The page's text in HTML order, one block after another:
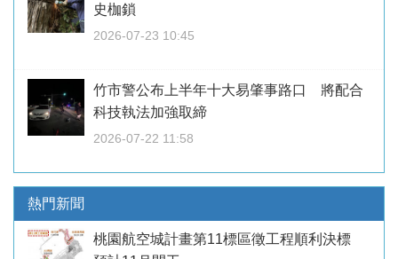
史枷鎖
2026-07-23 10:45
竹市警公布上半年十大易肇事路口 將配合
科技執法加強取締
2026-07-22 11:58
熱門新聞
桃園航空城計畫第11標區徵工程順利決標